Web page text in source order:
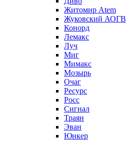
Житомир Аtem
Жуковский АОГВ
Конорд
Лемакс
Луч
Миг
Мимакс
Мозырь
Очаг
Ресурс
Росс
Сигнал
Траян
Эван
Юнкер